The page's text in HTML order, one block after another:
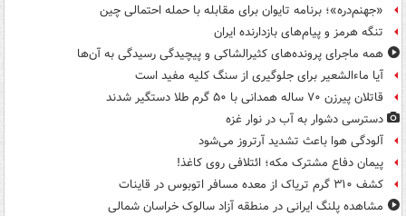
«جهنم‌دره»؛ برنامه تایوان برای مقابله با حمله احتمالی چین
تنگه هرمز و پیام‌های بازدارنده ایران
همه ماجرای پرونده‌های کثیرالشاکی و پیچیدگی رسیدگی به آن‌ها
آیا ماءالشعیر برای جلوگیری از سنگ کلیه مفید است
قاتلان پیرزن ۷۰ ساله همدانی با ۵۰ گرم طلا دستگیر شدند
دسترسی دشوار به آب در نوار غزه
آلودگی هوا باعث تشدید آرتروز می‌شود
پیمان دفاع مشترک مکه؛ ائتلافی روی کاغذ!
کشف ۳۱۰ گرم تریاک از معده مسافر اتوبوس در قاینات
مشاهده پلنگ ایرانی در منطقه آزاد سالوک خراسان شمالی